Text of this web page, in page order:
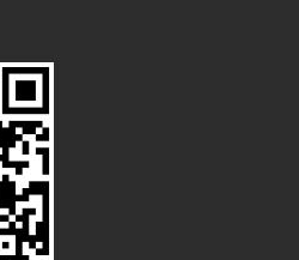
免機車鑰匙脫落吧
Motorcycle Key From Falling
告/ AdGuard
Blocker